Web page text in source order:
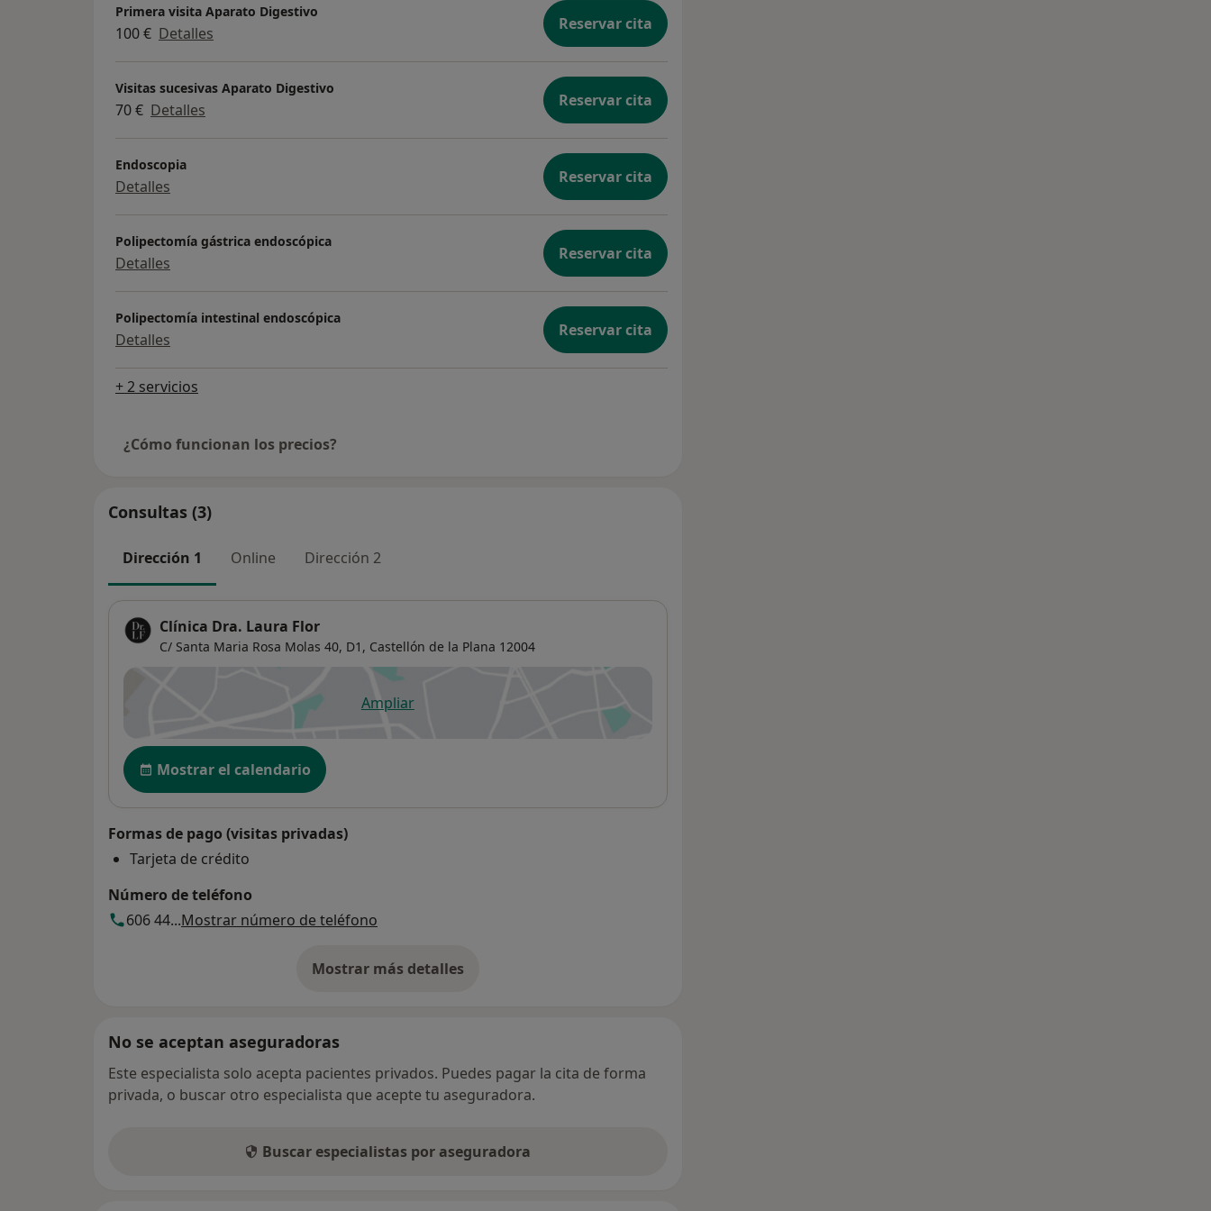
Primera visita Aparato Digestivo
100 € Detalles Reservar cita
Visitas sucesivas Aparato Digestivo
70 € Detalles Reservar cita
Endoscopia
Detalles Reservar cita
Polipectomía gástrica endoscópica
Detalles Reservar cita
Polipectomía intestinal endoscópica
Detalles Reservar cita
+ 2 servicios
¿Cómo funcionan los precios?
Consultas (3)
Dirección 1 Online Dirección 2
Clínica Dra. Laura Flor
C/ Santa Maria Rosa Molas 40, D1, Castellón de la Plana 12004
Ampliarse abre en una nueva pestaña
Disponibilidad
Mostrar el calendario
Formas de pago (visitas privadas)
Tarjeta de crédito
Número de teléfono
606 44...Mostrar número de teléfono
Mostrar más detalles
sobre la dirección
No se aceptan aseguradoras
Este especialista solo acepta pacientes privados. Puedes pagar la cita de forma
privada, o buscar otro especialista que acepte tu aseguradora.
Buscar especialistas por aseguradora